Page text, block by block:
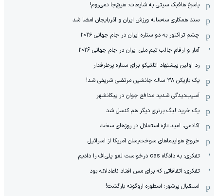
پاسخ هافبک سیتی به شایعات: هیچ‌جا نمی‌روم!
سند همکاری سه‌ساله‌ ‌ورزش ایران و آذربایجان امضا شد
چشم تراکتور به دو ستاره ایران در جام جهانی ۲۰۲۶
آمار و ارقام جالب تیم ملی ایران در جام جهانی 2026
رد اولین پیشنهاد اتلتیکو برای ستاره پرطرفدار
یک بازیکن ۳۸ ساله جانشین مرتضی شریفی شد!
آسیب‌دیدگی شدید مدافع جوان در پیکانشهر
یک خرید لیگ برتری دیگر هم کنسل شد
آکادمی، امید تازه استقلال در روزهای سخت
خروج هواپیماهای سوخت‌رسان آمریکا از اسرائیل
تفکری: به دادگاه cas درخواست لغو پلی‌اف را دادیم
تفکری: اتفاقاتی که برای مس افتاد ناعادلانه بود
استقبال پرشور: اسطوره اروگوئه بازگشت!